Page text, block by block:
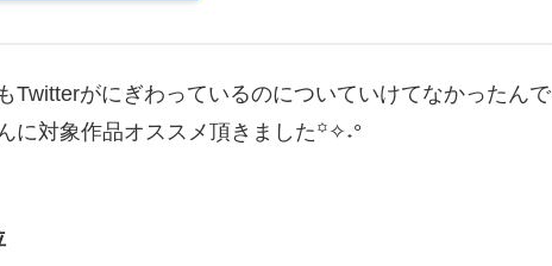
Twitterがにぎわっているのについていけてなかったんで
対象作品オススメ頂きました꙳✧˖°